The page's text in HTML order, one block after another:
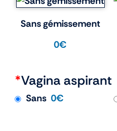
Sans gémissement
0€
*Vagina aspirant
Sans 0€